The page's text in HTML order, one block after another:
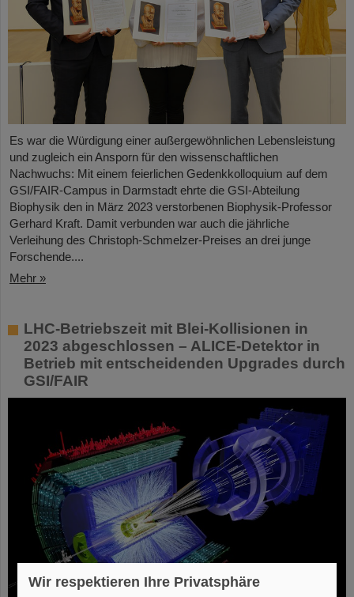
Es war die Würdigung einer außergewöhnlichen Lebensleistung
und zugleich ein Ansporn für den wissenschaftlichen
Nachwuchs: Mit einem feierlichen Gedenkkolloquium auf dem
GSI/FAIR-Campus in Darmstadt ehrte die GSI-Abteilung
Biophysik den in März 2023 verstorbenen Biophysik-Professor
Gerhard Kraft. Damit verbunden war auch die jährliche
Verleihung des Christoph-Schmelzer-Preises an drei junge
Forschende....
Mehr »
LHC-Betriebszeit mit Blei-Kollisionen in
2023 abgeschlossen – ALICE-Detektor in
Betrieb mit entscheidenden Upgrades durch
GSI/FAIR
Wir respektieren Ihre Privatsphäre